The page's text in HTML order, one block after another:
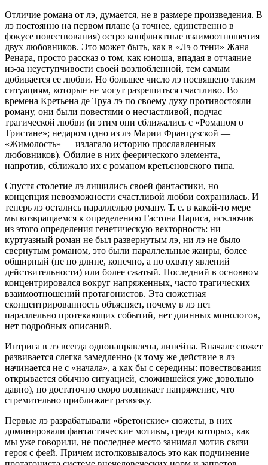
Отличие романа от лэ, думается, не в размере произведения. В
лэ постоянно на первом плане (а точнее, единственно в
фокусе повествования) остро конфликтные взаимоотношения
двух любовников. Это может быть, как в «Лэ о тени» Жана
Ренара, просто рассказ о том, как юноша, впадая в отчаяние
из-за неуступчивости своей возлюбленной, тем самым
добивается ее любви. Но большее число лэ посвящено таким
ситуациям, которые не могут разрешиться счастливо. Во
времена Кретьена де Труа лэ по своему духу противостояли
роману, они были повестями о несчастливой, подчас
трагической любви (и этим они сближались с «Романом о
Тристане»; недаром одно из лэ Марии Французской —
«Жимолость» — излагало историю прославленных
любовников). Обилие в них феерического элемента,
напротив, сближало их с романом кретьеновского типа.
Спустя столетие лэ лишились своей фантастики, но
концепция невозможности счастливой любви сохранилась. И
теперь лэ остались параллелью роману. Т. е. в какой-то мере
мы возвращаемся к определению Гастона Париса, исключив
из этого определения генетическую векторность: ни
куртуазный роман не был развернутым лэ, ни лэ не было
свернутым романом, это были параллельные жанры, более
обширный (не по длине, конечно, а по охвату явлений
действительности) или более сжатый. Последний в основном
концентрировался вокруг напряженных, часто трагических
взаимоотношений протагонистов. Эта сюжетная
сконцентрированность объясняет, почему в лэ нет
параллельно протекающих событий, нет длинных монологов,
нет подробных описаний.
Интрига в лэ всегда однонаправлена, линейна. Вначале сюжет
развивается слегка замедленно (к тому же действие в лэ
начинается не с «начала», а как бы с середины: повествования
открывается обычно ситуацией, сложившейся уже довольно
давно), но достаточно скоро возникает напряжение, что
стремительно приближает развязку.
Первые лэ разрабатывали «бретонские» сюжеты, в них
доминировали фантастические мотивы, среди которых, как
мы уже говорили, не последнее место занимал мотив связи
героя с феей. Причем истолковывалось это как подчинение